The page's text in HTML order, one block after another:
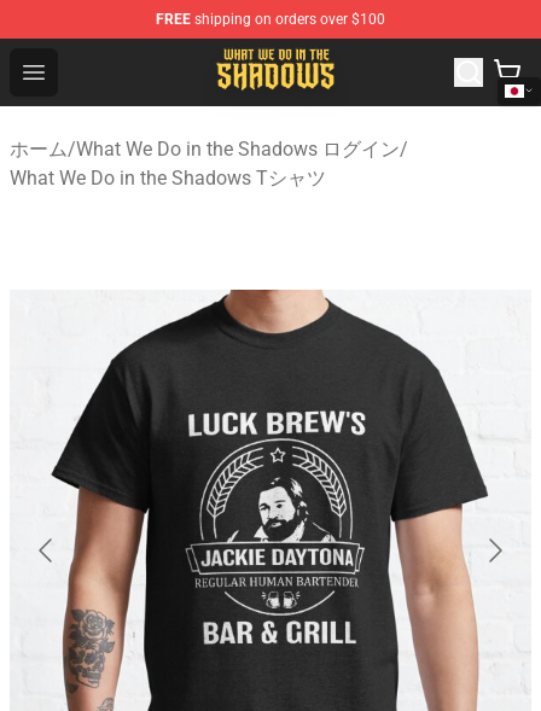
FREE shipping on orders over $100
Open menu
What We Do in the Shadows Shop - Official What We
ホーム/What We Do in the Shadows ログイン/
What We Do in the Shadows Tシャツ